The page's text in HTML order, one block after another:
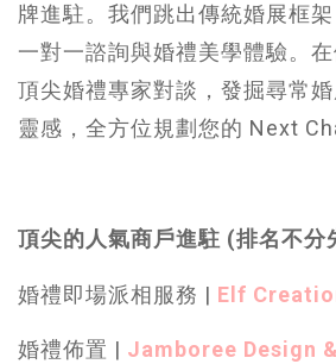
牌進駐。我們跳出傳統婚展框
一對一諮詢與婚禮美學體驗。
頂尖婚禮專家對談，發掘尋常
靈感，全方位規劃您的 Next
頂尖的人氣商戶進駐 (排名不分
婚禮即場派相服務 | Elf
婚禮佈置 | Jamboree Design